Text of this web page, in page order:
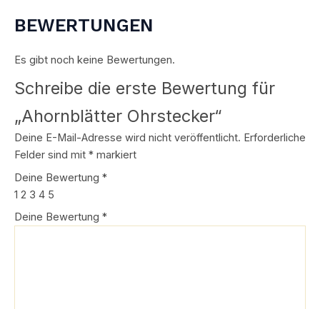
BEWERTUNGEN
Es gibt noch keine Bewertungen.
Schreibe die erste Bewertung für
„Ahornblätter Ohrstecker“
Deine E-Mail-Adresse wird nicht veröffentlicht. Erforderliche
Felder sind mit * markiert
Deine Bewertung *
1 2 3 4 5
Deine Bewertung *